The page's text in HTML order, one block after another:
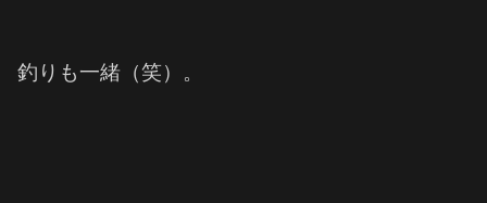
釣りも一緒（笑）。